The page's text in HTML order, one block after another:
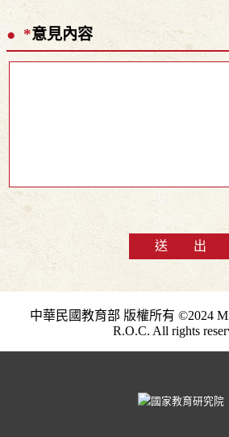
*意見內容
送 出
中華民國教育部 版權所有 ©2024
R.O.C. All rights